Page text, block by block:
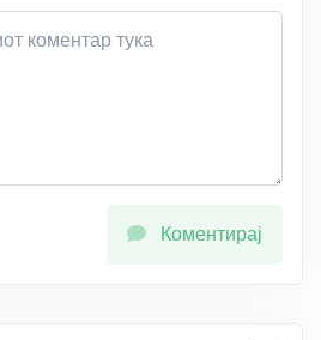
Коментирај